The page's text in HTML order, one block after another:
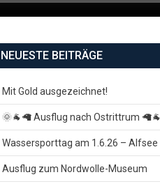
NEUESTE BEITRÄGE
Mit Gold ausgezeichnet!
🌞🐐🦙 Ausflug nach Ostrittrum
Wassersporttag am 1.6.26 – Alfsee
Ausflug zum Nordwolle-Museum